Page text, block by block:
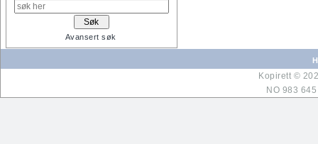
Avansert søk
Kopirett ©
NO 983 645